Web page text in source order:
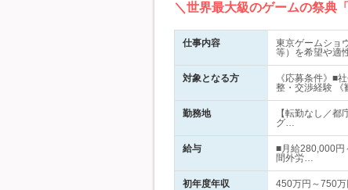
＼世界最大級のゲームの祭典
仕事内容
東京ゲームショ
等）を希望や適
対象となる方
《応募条件》■
整・交渉経験 《
勤務地
【転勤なし／
グ…
給与
■月給280,000円
間外労…
初年度年収 450万円～750万